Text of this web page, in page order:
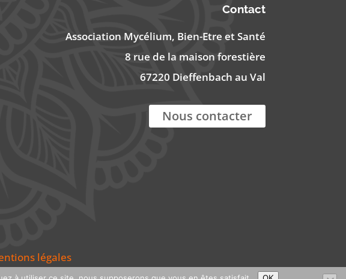
Contact
Association Mycélium, Bien-Etre et Santé
8 rue de la maison forestière
67220 Dieffenbach au Val
Nous contacter
légales